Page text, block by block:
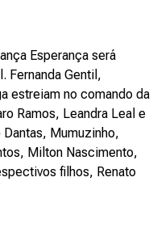
Esperança será
Fernanda Gentil,
estreiam no comando da
Ramos, Leandra Leal e
Mumuzinho,
Milton Nascimento,
filhos, Renato